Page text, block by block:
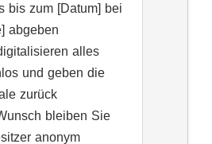
bis zum [Datum] bei
abgeben
alles
und geben die
zurück
bleiben Sie
anonym